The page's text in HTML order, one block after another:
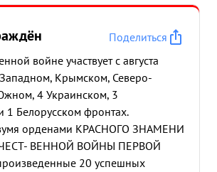
Поделиться
войне участвует с августа
Крымском, Северо-
4 Украинском, 3
1 Белорусском фронтах.
орденами КРАСНОГО ЗНАМЕНИ
ВЕННОЙ ВОЙНЫ ПЕРВОЙ
20 успешных